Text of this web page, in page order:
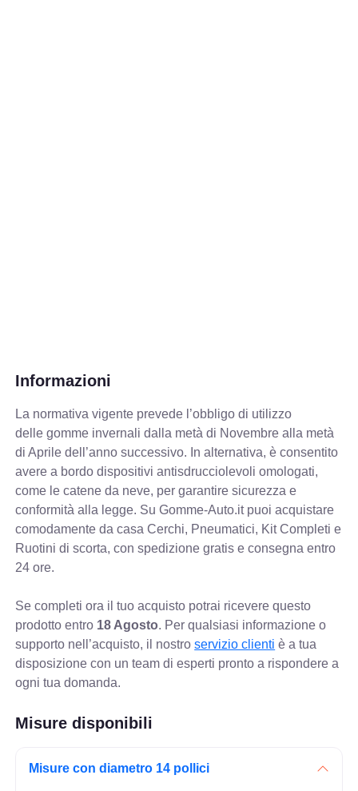
Informazioni
La normativa vigente prevede l’obbligo di utilizzo
delle gomme invernali dalla metà di Novembre alla metà
di Aprile dell’anno successivo. In alternativa, è consentito
avere a bordo dispositivi antisdrucciolevoli omologati,
come le catene da neve, per garantire sicurezza e
conformità alla legge. Su Gomme-Auto.it puoi acquistare
comodamente da casa Cerchi, Pneumatici, Kit Completi e
Ruotini di scorta, con spedizione gratis e consegna entro
24 ore.
Se completi ora il tuo acquisto potrai ricevere questo
prodotto entro 18 Agosto. Per qualsiasi informazione o
supporto nell’acquisto, il nostroservizio clienti è a tua
disposizione con un team di esperti pronto a rispondere a
ogni tua domanda.
Misure disponibili
Misure con diametro 14 pollici